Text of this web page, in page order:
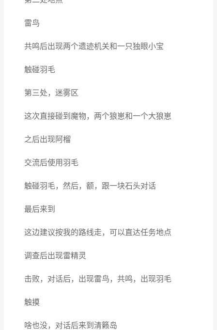
雷鸟
共鸣后出现两个遗迹机关和一只独眼小宝
触碰羽毛
第三处，迷雾区
这次直接碰到魔物，两个狼崽和一个大狼崽
之后出现阿榴
交流后使用羽毛
触碰羽毛，然后，额，跟一块石头对话
最后来到
这边建议按我的路线走，可以直达任务地点
调查后出现雷精灵
击败，对话后，出现雷鸟，共鸣，出现羽毛
触摸
啥也没，对话后来到清籁岛